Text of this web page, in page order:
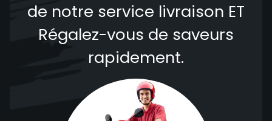
de notre service livraison ET
Régalez-vous de saveurs
rapidement.